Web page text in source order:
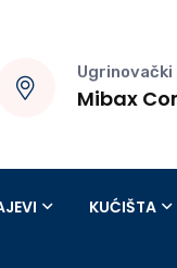
Ugrinovački
Mibax
KUĆIŠTA